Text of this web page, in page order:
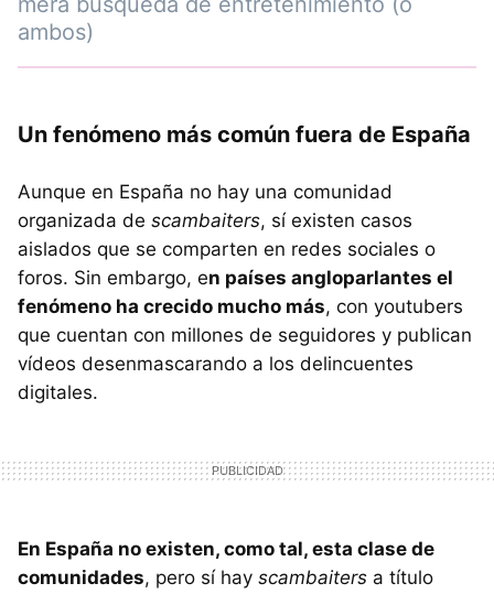
ambos)
Un fenómeno más común fuera de España
Aunque en España no hay una comunidad
organizada de scambaiters, sí existen casos
aislados que se comparten en redes sociales o
foros. Sin embargo, en países angloparlantes el
fenómeno ha crecido mucho más, con youtubers
que cuentan con millones de seguidores y publican
vídeos desenmascarando a los delincuentes
digitales.
En España no existen, como tal, esta clase de
comunidades, pero sí hay scambaiters a título